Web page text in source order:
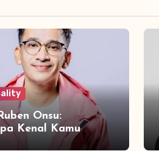
Onsu:
Kenal Kamu
Sang Presenter